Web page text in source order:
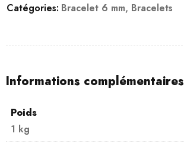
Catégories: Bracelet 6 mm, Bracelets
Informations complémentaires
Poids
1 kg